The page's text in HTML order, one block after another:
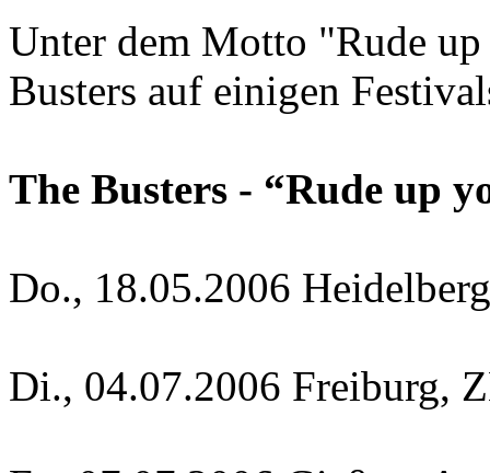
Unter dem Motto "Rude
Busters auf einigen
The Busters - “Rude up
Do., 18.05.2006
Di., 04.07.2006 Freiburg,